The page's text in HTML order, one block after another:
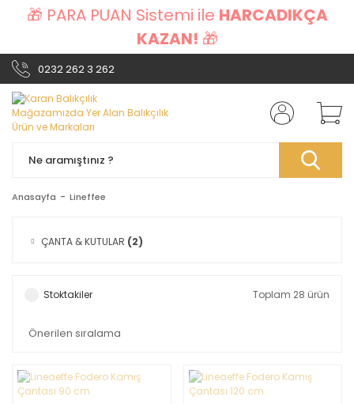
🎁 PARA PUAN Sistemi ile HARCADIKÇA
KAZAN! 🎁
0232 262 3 262
Anasayfa Lineffee
ÇANTA & KUTULAR (2)
Stoktakiler Toplam 28 ürün